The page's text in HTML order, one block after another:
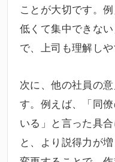
ことが大切です。
低くて集中できな
で、上司も理解しや
次に、他の社員の
す。例えば、「同
いる」と言った具
と、より説得力が